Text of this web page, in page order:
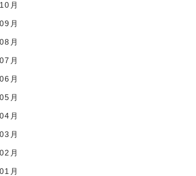
月
月
月
月
月
月
月
月
月
月